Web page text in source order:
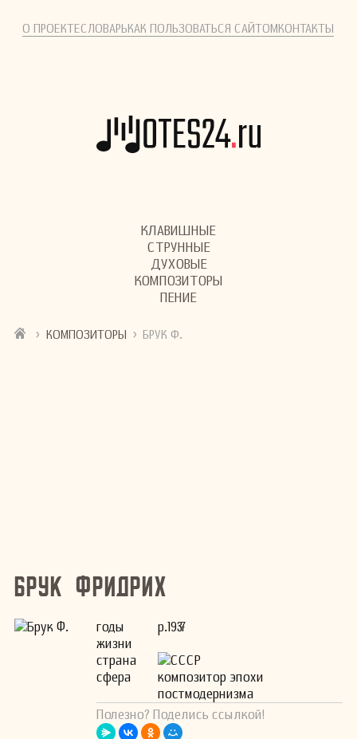
О ПРОЕКТЕСЛОВАРЬКАК ПОЛЬЗОВАТЬСЯ САЙТОМКОНТАКТЫ
КЛАВИШНЫЕ
СТРУННЫЕ
ДУХОВЫЕ
КОМПОЗИТОРЫ
ПЕНИЕ
› КОМПОЗИТОРЫ › БРУК Ф.
Брук Фридрих
годы
жизни
р.1937
страна
СССР
сфера
композитор эпохи
постмодернизма
Полезно? Поделись ссылкой!